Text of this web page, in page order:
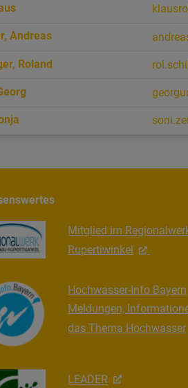
, Andreas
, Roland
Mitglied im
Rupertiwinkel
Hochwasser-Info Bayern
Meldungen,
das Thema Hochwasser
LEADER